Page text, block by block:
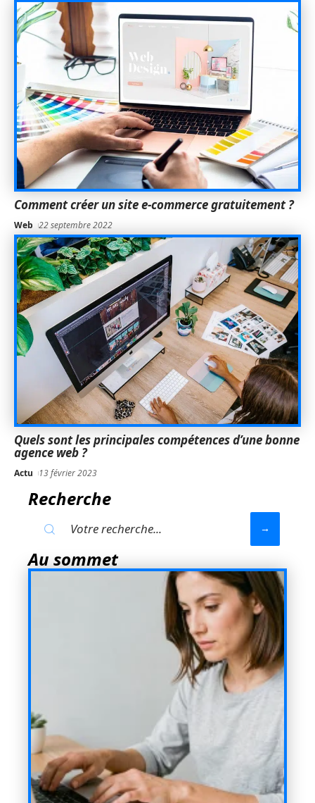
Comment créer un site e-commerce gratuitement ?
Web 22 septembre 2022
Quels sont les principales compétences d’une bonne
agence web ?
Actu 13 février 2023
Recherche
Au sommet